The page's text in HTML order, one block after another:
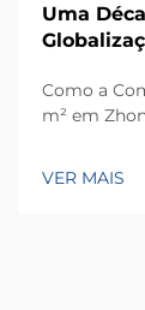
Uma
Como a
m² em
pesagem —
VER MAIS